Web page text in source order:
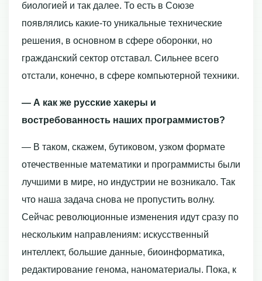
биологией и так далее. То есть в Союзе
появлялись какие-то уникальные технические
решения, в основном в сфере оборонки, но
гражданский сектор отставал. Сильнее всего
отстали, конечно, в сфере компьютерной техники.
— А как же русские хакеры и
востребованность наших программистов?
— В таком, скажем, бутиковом, узком формате
отечественные математики и программисты были
лучшими в мире, но индустрии не возникало. Так
что наша задача снова не пропустить волну.
Сейчас революционные изменения идут сразу по
нескольким направлениям: искусственный
интеллект, большие данные, биоинформатика,
редактирование генома, наноматериалы. Пока, к